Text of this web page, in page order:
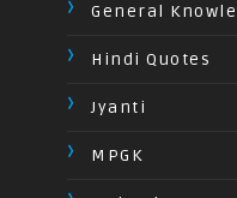
General
Hindi Quotes
Jyanti
MPGK